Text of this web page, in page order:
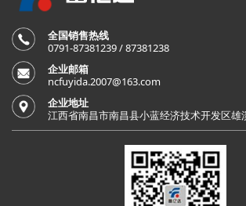
全国销售热线
0791-87381239 / 87381238
企业邮箱
ncfuyida.2007@163.com
企业地址
江西省南昌市南昌县小蓝经济技术开发区雄